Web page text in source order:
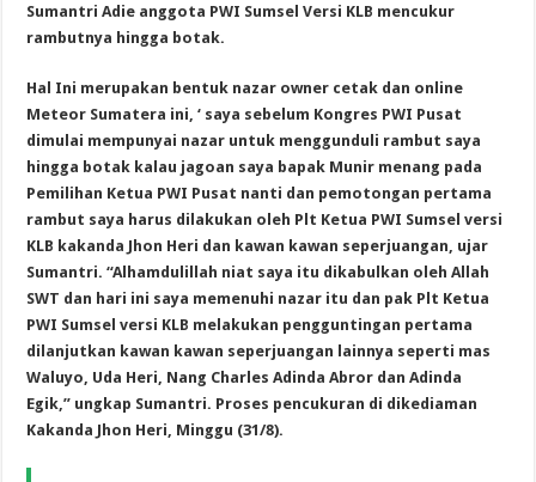
Sumantri Adie anggota PWI Sumsel Versi KLB mencukur
rambutnya hingga botak.
Hal Ini merupakan bentuk nazar owner cetak dan online
Meteor Sumatera ini, ‘ saya sebelum Kongres PWI Pusat
dimulai mempunyai nazar untuk menggunduli rambut saya
hingga botak kalau jagoan saya bapak Munir menang pada
Pemilihan Ketua PWI Pusat nanti dan pemotongan pertama
rambut saya harus dilakukan oleh Plt Ketua PWI Sumsel versi
KLB kakanda Jhon Heri dan kawan kawan seperjuangan, ujar
Sumantri. “Alhamdulillah niat saya itu dikabulkan oleh Allah
SWT dan hari ini saya memenuhi nazar itu dan pak Plt Ketua
PWI Sumsel versi KLB melakukan pengguntingan pertama
dilanjutkan kawan kawan seperjuangan lainnya seperti mas
Waluyo, Uda Heri, Nang Charles Adinda Abror dan Adinda
Egik,” ungkap Sumantri. Proses pencukuran di dikediaman
Kakanda Jhon Heri, Minggu (31/8).